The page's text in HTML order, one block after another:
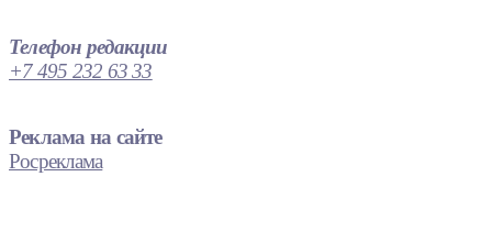
Телефон редакции
+7 495 232 63 33
Реклама на сайте
Росреклама